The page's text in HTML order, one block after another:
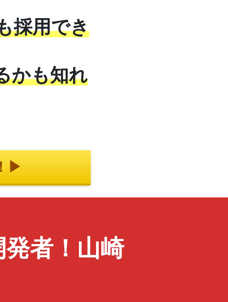
採用でき
かも知れ
▶︎
発者！山崎